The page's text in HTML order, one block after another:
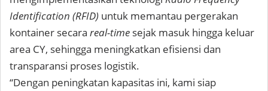
Identification (RFID) untuk memantau pergerakan
kontainer secara real-time sejak masuk hingga keluar
area CY, sehingga meningkatkan efisiensi dan
transparansi proses logistik.
“Dengan peningkatan kapasitas ini, kami siap